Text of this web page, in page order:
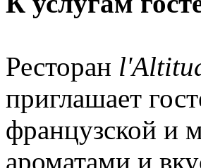
Ресторан
приглашает
французской и
ароматами и